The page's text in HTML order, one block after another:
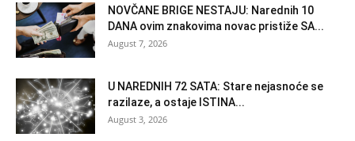
NOVČANE BRIGE NESTAJU: Narednih 10
DANA ovim znakovima novac pristiže SA...
August 7, 2026
U NAREDNIH 72 SATA: Stare nejasnoće se
razilaze, a ostaje ISTINA...
August 3, 2026